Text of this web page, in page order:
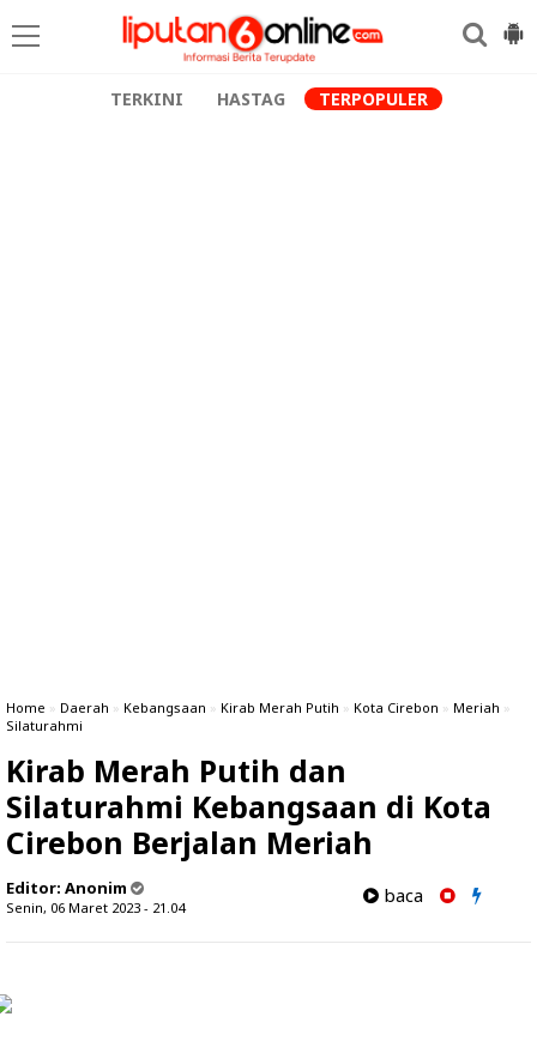
TERKINI HASTAG TERPOPULER
Home » Daerah » Kebangsaan » Kirab Merah Putih » Kota Cirebon » Meriah »
Silaturahmi
Kirab Merah Putih dan
Silaturahmi Kebangsaan di Kota
Cirebon Berjalan Meriah
Editor: Anonim
Senin, 06 Maret 2023 - 21.04
baca